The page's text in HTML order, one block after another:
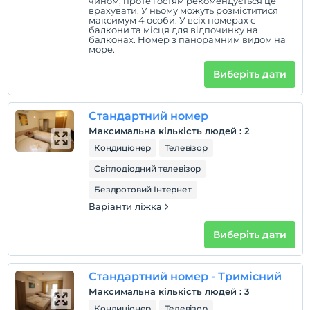
Правила готелю
Перевірити
Останній 11:00 і раніше
домашня тварина
Домашні тварини дозволені
кімнати для некурців
Плата за дітей віком до 2 не стягується
1 дітей віком до 3 за номер не стягується
врахувати. У ньому можуть розміститися
максимум 4 особи. У всіх номерах є
балкони та місця для відпочинку на
балконах. Номер з панорамним видом на
море.
Виберіть дати
Стандартний номер
Максимальна кількість людей : 2
Кондиціонер
Телевізор
Світлодіодний телевізор
Бездротовий Інтернет
Варіанти ліжка
Виберіть дати
Стандартний номер - Тримісний
Максимальна кількість людей : 3